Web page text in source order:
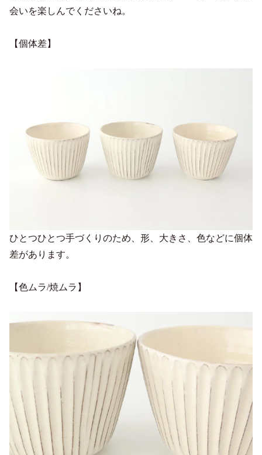
会いを楽しんでくださいね。
【個体差】
ひとつひとつ手づくりのため、形、大きさ、色などに個体
差があります。
【色ムラ/焼ムラ】